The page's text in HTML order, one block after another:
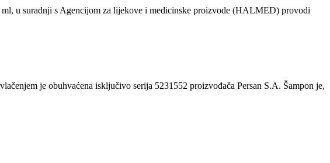
u suradnji s Agencijom za lijekove i medicinske proizvode (HALMED) provodi
je obuhvaćena isključivo serija 5231552 proizvođača Persan S.A. Šampon je,